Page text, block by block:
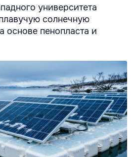
университета
солнечную
основе пенопласта и